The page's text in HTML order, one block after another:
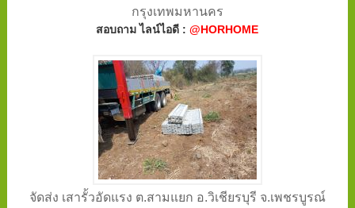
กรุงเทพมหานคร
สอบถาม ไลน์ไอดี :@HORHOME
จัดส่ง เสารั้วอัดแรง ต.สามแยก อ.วิเชียรบุรี จ.เพชรบูรณ์